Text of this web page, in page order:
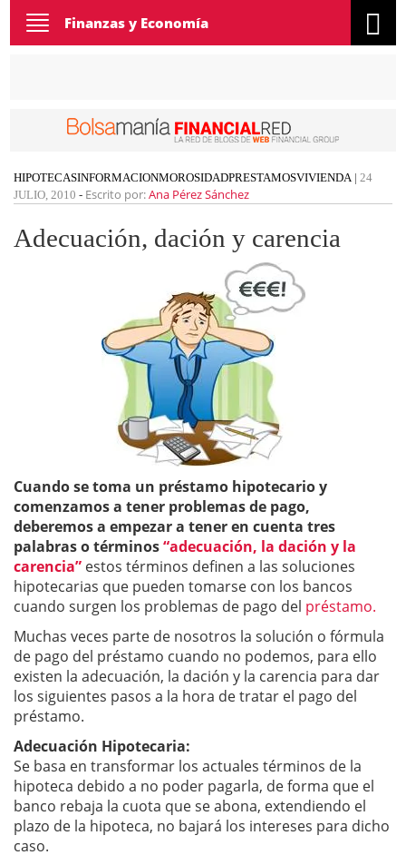
Toggle
navigation
Finanzas y Economía
HIPOTECASINFORMACIONMOROSIDADPRESTAMOSVIVIENDA| 24
JULIO, 2010 - Escrito por:Ana Pérez Sánchez
Adecuación, dación y carencia
Cuando se toma un préstamo hipotecario y
comenzamos a tener problemas de pago,
deberemos a empezar a tener en cuenta tres
palabras o términos“adecuación, la dación y la
carencia” estos términos definen a las soluciones
hipotecarias que pueden tomarse con los bancos
cuando surgen los problemas de pago del préstamo.
Muchas veces parte de nosotros la solución o fórmula
de pago del préstamo cuando no podemos, para ello
existen la adecuación, la dación y la carencia para dar
los siguientes pasos a la hora de tratar el pago del
préstamo.
Adecuación Hipotecaria:
Se basa en transformar los actuales términos de la
hipoteca debido a no poder pagarla, de forma que el
banco rebaja la cuota que se abona, extendiendo el
plazo de la hipoteca, no bajará los intereses para dicho
caso.